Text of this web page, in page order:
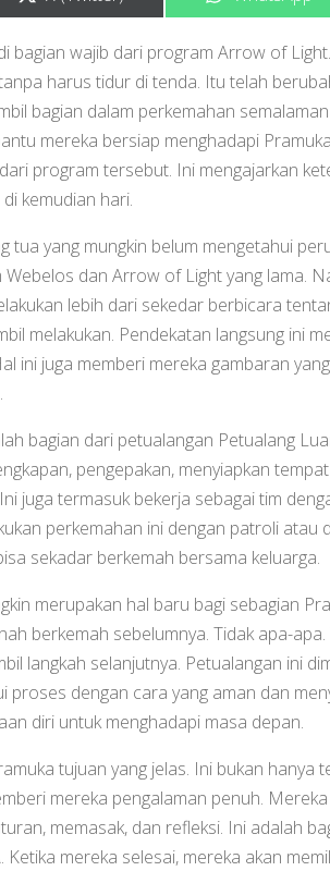
on
bagian wajib dari program Arrow of
harus tidur di tenda. Itu telah
bagian dalam perkemahan
mereka bersiap menghadapi
program tersebut. Ini mengajarkan
kemudian hari.
tua yang mungkin belum mengetahui
dan Arrow of Light yang lama.
lebih dari sekedar berbicara
melakukan. Pendekatan langsung ini
ini juga memberi mereka gambaran
bagian dari petualangan Petualang
pengepakan, menyiapkan
juga termasuk bekerja sebagai tim
perkemahan ini dengan patroli atau
sekadar berkemah bersama keluarga.
merupakan hal baru bagi sebagian
berkemah sebelumnya. Tidak apa-
langkah selanjutnya. Petualangan ini
proses dengan cara yang aman dan
diri untuk menghadapi masa depan.
tujuan yang jelas. Ini bukan hanya
mereka pengalaman penuh.
memasak, dan refleksi. Ini adalah
mereka selesai, mereka akan